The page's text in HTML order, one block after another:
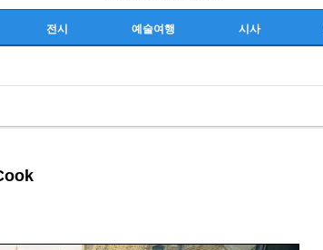
전시 예술여행 시사